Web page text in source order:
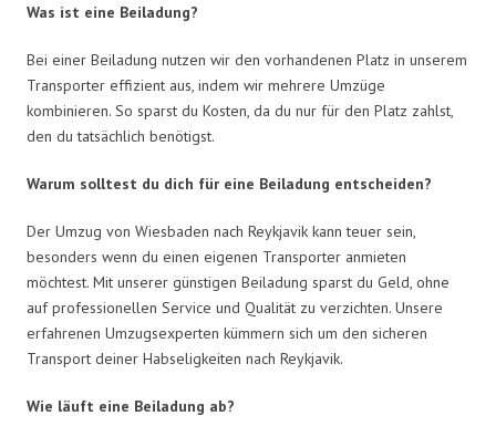
Was ist eine Beiladung?
Bei einer Beiladung nutzen wir den vorhandenen Platz in unserem
Transporter effizient aus, indem wir mehrere Umzüge
kombinieren. So sparst du Kosten, da du nur für den Platz zahlst,
den du tatsächlich benötigst.
Warum solltest du dich für eine Beiladung entscheiden?
Der Umzug von Wiesbaden nach Reykjavik kann teuer sein,
besonders wenn du einen eigenen Transporter anmieten
möchtest. Mit unserer günstigen Beiladung sparst du Geld, ohne
auf professionellen Service und Qualität zu verzichten. Unsere
erfahrenen Umzugsexperten kümmern sich um den sicheren
Transport deiner Habseligkeiten nach Reykjavik.
Wie läuft eine Beiladung ab?